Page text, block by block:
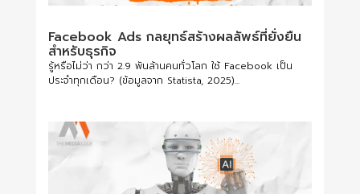
Facebook Ads กลยุทธ์สร้างผลลัพธ์ที่ยั่งยืน
สำหรับธุรกิจ
รู้หรือไม่ว่า กว่า 2.9 พันล้านคนทั่วโลก ใช้ Facebook เป็น
ประจำทุกเดือน? (ข้อมูลจาก Statista, 2025)...